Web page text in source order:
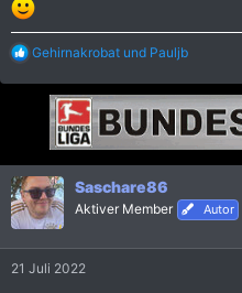
R
a
n
e
n
:
Gehirnakrobat und Pauljb
Saschare86
Aktiver Member Autor
21 Juli 2022